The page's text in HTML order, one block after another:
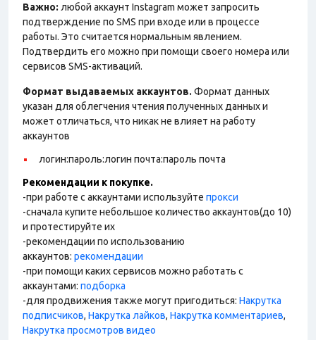
Важно: любой аккаунт Instagram может запросить
подтверждение по SMS при входе или в процессе
работы. Это считается нормальным явлением.
Подтвердить его можно при помощи своего номера или
сервисов SMS-активаций.
Формат выдаваемых аккаунтов. Формат данных
указан для облегчения чтения полученных данных и
может отличаться, что никак не влияет на работу
аккаунтов
логин:пароль:логин почта:пароль почта
Рекомендации к покупке.
-при работе с аккаунтами используйте прокси
-сначала купите небольшое количество аккаунтов(до 10)
и протестируйте их
-рекомендации по использованию
аккаунтов: рекомендации
-при помощи каких сервисов можно работать с
аккаунтами: подборка
-для продвижения также могут пригодиться: Накрутка
подписчиков, Накрутка лайков, Накрутка комментариев,
Накрутка просмотров видео